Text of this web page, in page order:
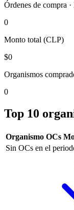
Órdenes de compra ·
0
Monto total (CLP)
$0
Organismos
0
Top 10
Organismo OCs
Sin OCs en el